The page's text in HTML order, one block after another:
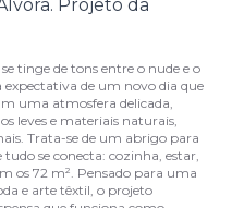
tinge de tons entre o nude e o
expectativa de um novo dia que
uma atmosfera delicada,
leves e materiais naturais,
Trata-se de um abrigo para
tudo se conecta: cozinha, estar,
os 72 m². Pensado para uma
e arte têxtil, o projeto